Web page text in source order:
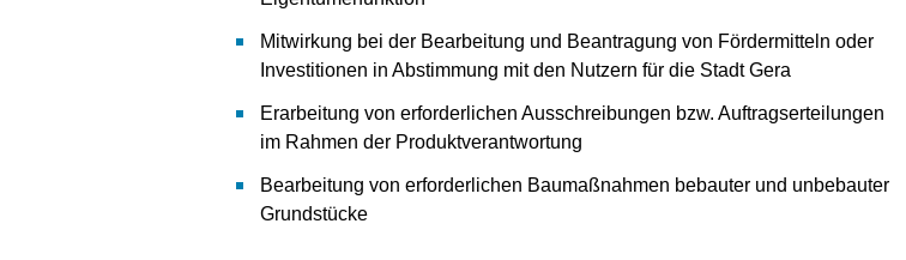
Mitwirkung bei der Bearbeitung und Beantragung von Fördermitteln oder
Investitionen in Abstimmung mit den Nutzern für die Stadt Gera
Erarbeitung von erforderlichen Ausschreibungen bzw. Auftragserteilungen
im Rahmen der Produktverantwortung
Bearbeitung von erforderlichen Baumaßnahmen bebauter und unbebauter
Grundstücke